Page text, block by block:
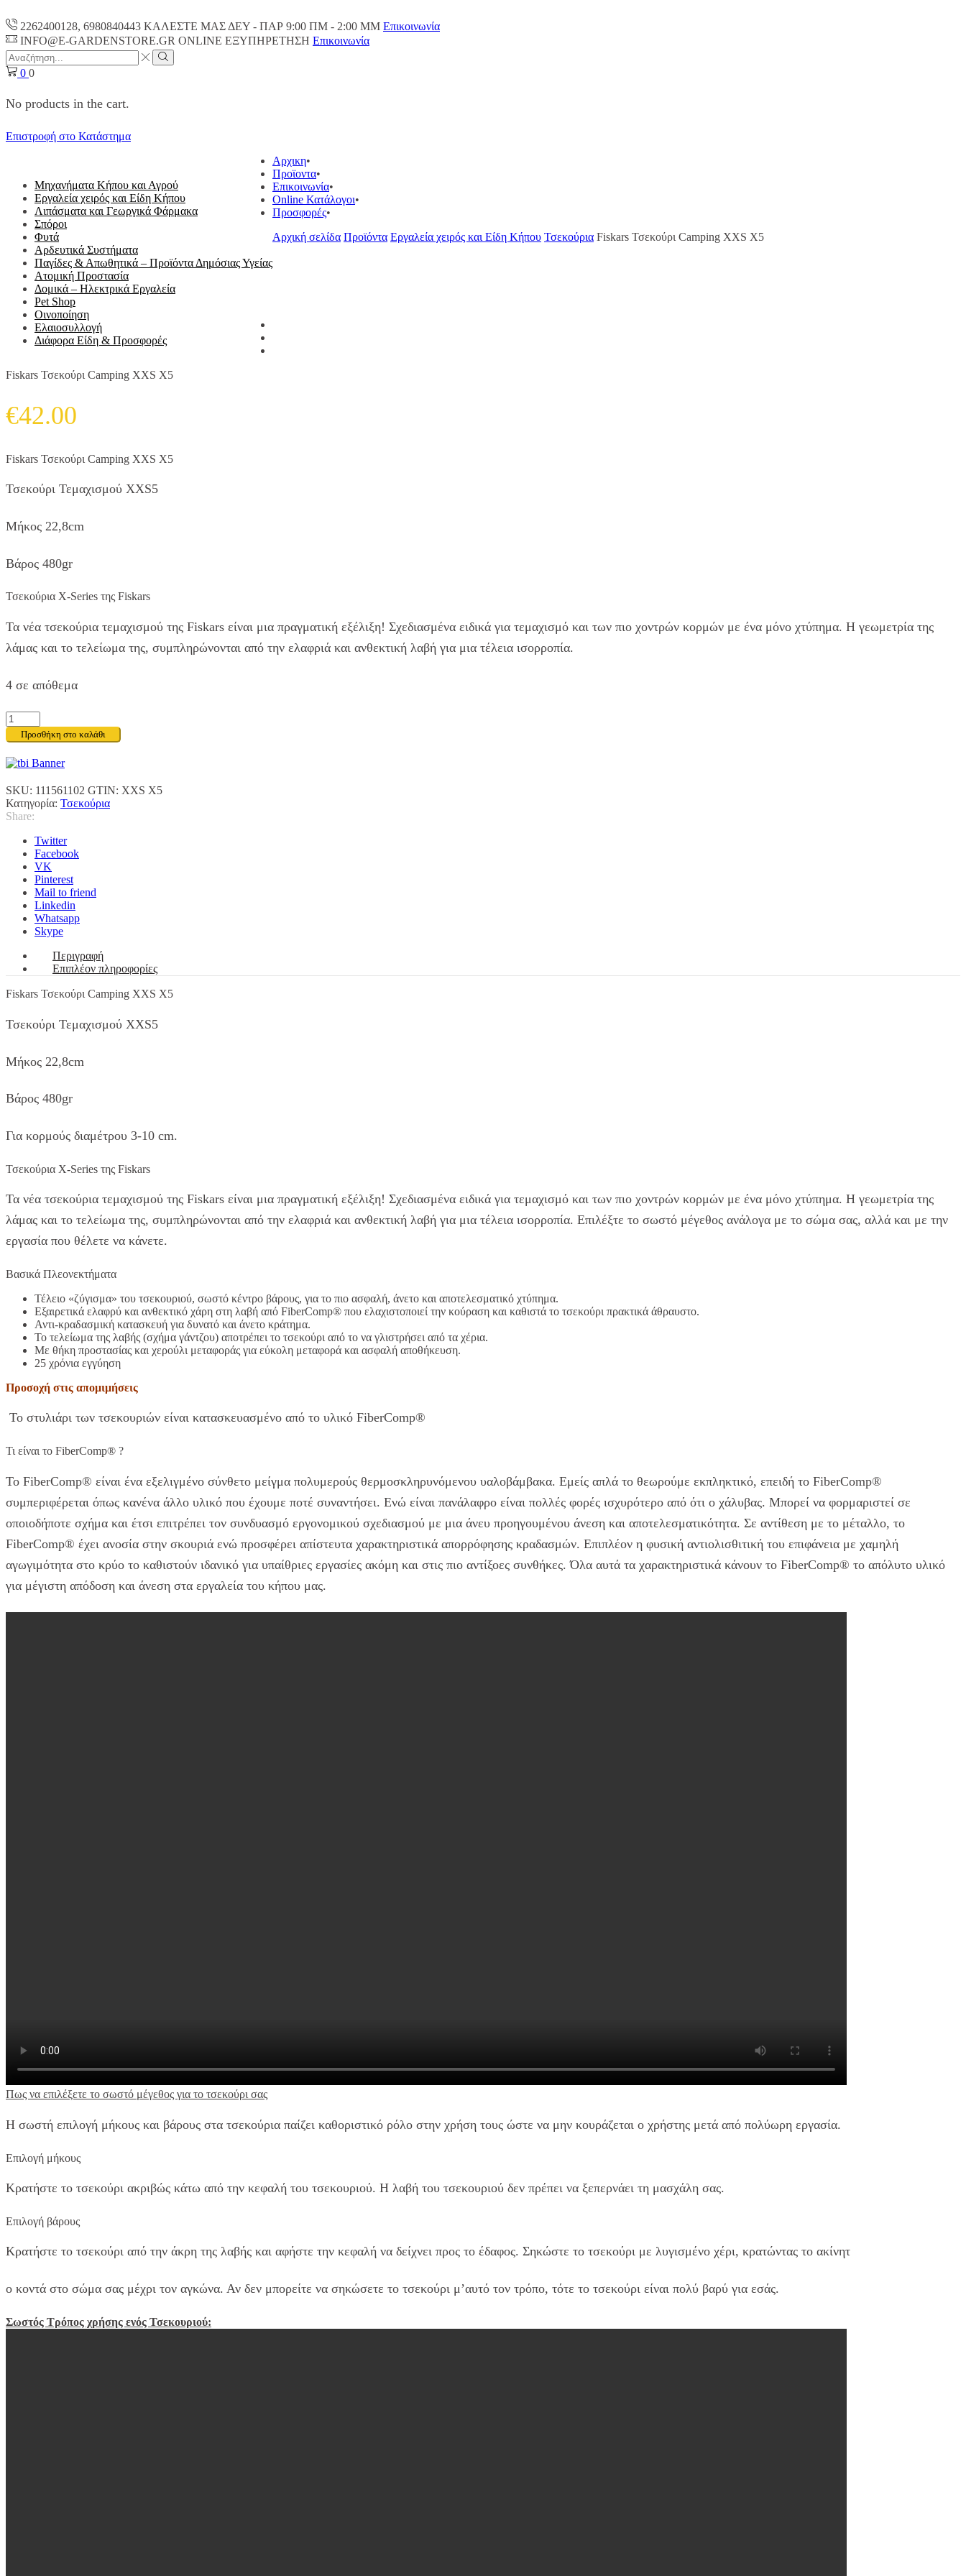
2262400128, 6980840443 ΚΑΛΕΣΤΕ ΜΑΣ ΔΕΥ - ΠΑΡ 9:00 ΠM - 2:00 ΜΜ Επικοινωνία
INFO@E-GARDENSTORE.GR ONLINE ΕΞΥΠΗΡΕΤΗΣH Επικοινωνία
Search
input
Search
0 0
No products in the cart.
Επιστροφή στο Κατάστημα
Μηχανήματα Κήπου και Αγρού
Εργαλεία χειρός και Είδη Κήπου
Λιπάσματα και Γεωργικά Φάρμακα
Σπόροι
Φυτά
Αρδευτικά Συστήματα
Παγίδες & Απωθητικά – Προϊόντα Δημόσιας Υγείας
Ατομική Προστασία
Δομικά – Ηλεκτρικά Εργαλεία
Pet Shop
Οινοποίηση
Ελαιοσυλλογή
Διάφορα Είδη & Προσφορές
Αρχικη
Προϊοντα
Επικοινωνία
Online Κατάλογοι
Προσφορές
Αρχική σελίδα Προϊόντα Εργαλεία χειρός και Είδη Κήπου Τσεκούρια Fiskars Τσεκούρι Camping XXS X5
Fiskars Τσεκούρι Camping XXS X5
€42.00
Fiskars Τσεκούρι Camping XXS X5
Τσεκούρι Τεμαχισμού XXS5
Μήκος 22,8cm
Βάρος 480gr
Τσεκούρια X-Series της Fiskars
Τα νέα τσεκούρια τεμαχισμού της Fiskars είναι μια πραγματική εξέλιξη! Σχεδιασμένα ειδικά για τεμαχισμό και των πιο χοντρών κορμών με ένα μόνο χτύπημα. Η γεωμετρία της
λάμας και το τελείωμα της, συμπληρώνονται από την ελαφριά και ανθεκτική λαβή για μια τέλεια ισορροπία.
4 σε απόθεμα
Fiskars
Τσεκούρι
Camping
XXS
X5
Προσθήκη στο καλάθι
SKU: 111561102 GTIN: XXS X5
Κατηγορία: Τσεκούρια
Share:
Twitter
Facebook
VK
Pinterest
Mail to friend
Linkedin
Whatsapp
Skype
Περιγραφή
Επιπλέον πληροφορίες
Fiskars Τσεκούρι Camping XXS X5
Τσεκούρι Τεμαχισμού XXS5
Μήκος 22,8cm
Βάρος 480gr
Για κορμούς διαμέτρου 3-10 cm.
Τσεκούρια X-Series της Fiskars
Τα νέα τσεκούρια τεμαχισμού της Fiskars είναι μια πραγματική εξέλιξη! Σχεδιασμένα ειδικά για τεμαχισμό και των πιο χοντρών κορμών με ένα μόνο χτύπημα. Η γεωμετρία της
λάμας και το τελείωμα της, συμπληρώνονται από την ελαφριά και ανθεκτική λαβή για μια τέλεια ισορροπία. Επιλέξτε το σωστό μέγεθος ανάλογα με το σώμα σας, αλλά και με την
εργασία που θέλετε να κάνετε.
Βασικά Πλεονεκτήματα
Τέλειο «ζύγισμα» του τσεκουριού, σωστό κέντρο βάρους, για το πιο ασφαλή, άνετο και αποτελεσματικό χτύπημα.
Εξαιρετικά ελαφρύ και ανθεκτικό χάρη στη λαβή από FiberComp® που ελαχιστοποιεί την κούραση και καθιστά το τσεκούρι πρακτικά άθραυστο.
Αντι-κραδασμική κατασκευή για δυνατό και άνετο κράτημα.
Το τελείωμα της λαβής (σχήμα γάντζου) αποτρέπει το τσεκούρι από το να γλιστρήσει από τα χέρια.
Με θήκη προστασίας και χερούλι μεταφοράς για εύκολη μεταφορά και ασφαλή αποθήκευση.
25 χρόνια εγγύηση
Προσοχή στις απομιμήσεις
Το στυλιάρι των τσεκουριών είναι κατασκευασμένο από το υλικό FiberComp®
Τι είναι το FiberComp® ?
Το FiberComp® είναι ένα εξελιγμένο σύνθετο μείγμα πολυμερούς θερμοσκληρυνόμενου υαλοβάμβακα. Εμείς απλά το θεωρούμε εκπληκτικό, επειδή το FiberComp®
συμπεριφέρεται όπως κανένα άλλο υλικό που έχουμε ποτέ συναντήσει. Ενώ είναι πανάλαφρο είναι πολλές φορές ισχυρότερο από ότι ο χάλυβας. Μπορεί να φορμαριστεί σε
οποιοδήποτε σχήμα και έτσι επιτρέπει τον συνδυασμό εργονομικού σχεδιασμού με μια άνευ προηγουμένου άνεση και αποτελεσματικότητα. Σε αντίθεση με το μέταλλο, το
FiberComp® έχει ανοσία στην σκουριά ενώ προσφέρει απίστευτα χαρακτηριστικά απορρόφησης κραδασμών. Επιπλέον η φυσική αντιολισθιτική του επιφάνεια με χαμηλή
αγωγιμότητα στο κρύο το καθιστούν ιδανικό για υπαίθριες εργασίες ακόμη και στις πιο αντίξοες συνθήκες. Όλα αυτά τα χαρακτηριστικά κάνουν το FiberComp® το απόλυτο υλικό
για μέγιστη απόδοση και άνεση στα εργαλεία του κήπου μας.
Πως να επιλέξετε το σωστό μέγεθος για το τσεκούρι σας
Η σωστή επιλογή μήκους και βάρους στα τσεκούρια παίζει καθοριστικό ρόλο στην χρήση τους ώστε να μην κουράζεται ο χρήστης μετά από πολύωρη εργασία.
Επιλογή μήκους
Κρατήστε το τσεκούρι ακριβώς κάτω από την κεφαλή του τσεκουριού. H λαβή του τσεκουριού δεν πρέπει να ξεπερνάει τη μασχάλη σας.
Επιλογή βάρους
Κρατήστε το τσεκούρι από την άκρη της λαβής και αφήστε την κεφαλή να δείχνει προς το έδαφος. Σηκώστε το τσεκούρι με λυγισμένο χέρι, κρατώντας το ακίνητ
ο κοντά στο σώμα σας μέχρι τον αγκώνα. Αν δεν μπορείτε να σηκώσετε το τσεκούρι μ’αυτό τον τρόπο, τότε το τσεκούρι είναι πολύ βαρύ για εσάς.
Σωστός Τρόπος χρήσης ενός Τσεκουριού: